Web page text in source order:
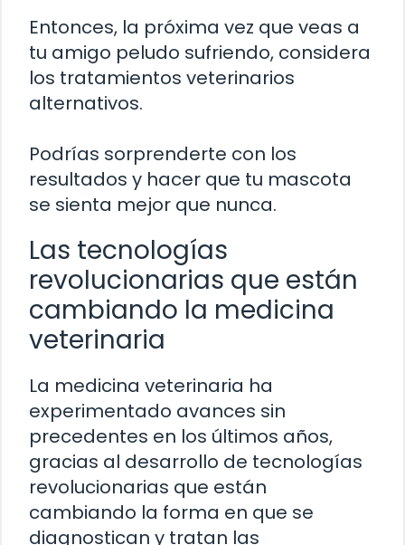
Entonces, la próxima vez que veas a
tu amigo peludo sufriendo, considera
los tratamientos veterinarios
alternativos.
Podrías sorprenderte con los
resultados y hacer que tu mascota
se sienta mejor que nunca.
Las tecnologías
revolucionarias que están
cambiando la medicina
veterinaria
La medicina veterinaria ha
experimentado avances sin
precedentes en los últimos años,
gracias al desarrollo de tecnologías
revolucionarias que están
cambiando la forma en que se
diagnostican y tratan las